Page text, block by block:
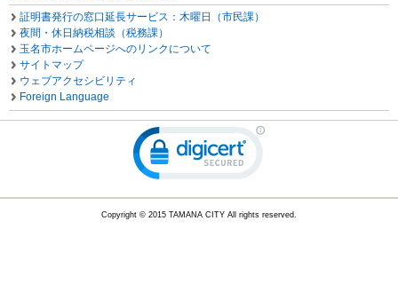
証明書発行の窓口延長サービス：木曜日（市民課）
夜間・休日納税相談（税務課）
玉名市ホームページへのリンクについて
サイトマップ
ウェブアクセシビリティ
Foreign Language
Copyright © 2015 TAMANA CITY All rights reserved.